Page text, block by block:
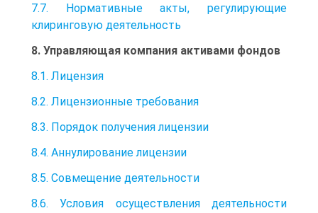
7.7. Нормативные акты, регулирующие
клиринговую деятельность
8. Управляющая компания активами фондов
8.1. Лицензия
8.2. Лицензионные требования
8.3. Порядок получения лицензии
8.4. Аннулирование лицензии
8.5. Совмещение деятельности
8.6. Условия осуществления деятельности